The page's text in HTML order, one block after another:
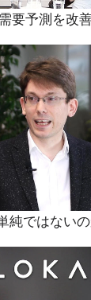
要予測を改
純ではない